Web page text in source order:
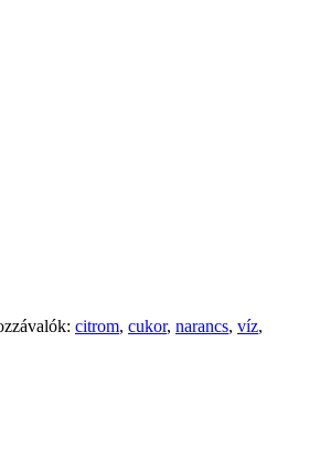
citrom, cukor, narancs, víz,